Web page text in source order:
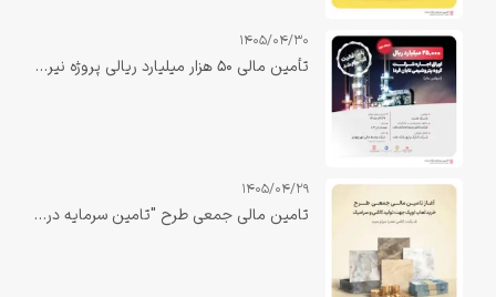
1405/04/30
تأمین مالی ۵۰ هزار میلیارد ریالی پروژه نیروگاه صبا دهلران با نقش‌آفرینی تأمین سرمایه بانک ملت تکمیل شد
1405/04/29
تامین مالی جمعی طرح "تامین سرمایه در گردش خرید لعاب اوپک جهت تولید کاشی و سرامیک"